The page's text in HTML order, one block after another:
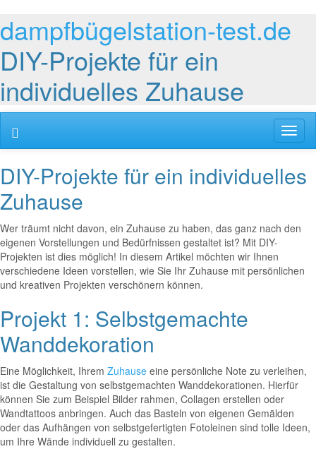
dampfbügelstation-test.de
DIY-Projekte für ein
individuelles Zuhause
DIY-Projekte für ein individuelles
Zuhause
Wer träumt nicht davon, ein Zuhause zu haben, das ganz nach den
eigenen Vorstellungen und Bedürfnissen gestaltet ist? Mit DIY-
Projekten ist dies möglich! In diesem Artikel möchten wir Ihnen
verschiedene Ideen vorstellen, wie Sie Ihr Zuhause mit persönlichen
und kreativen Projekten verschönern können.
Projekt 1: Selbstgemachte
Wanddekoration
Eine Möglichkeit, Ihrem Zuhause eine persönliche Note zu verleihen,
ist die Gestaltung von selbstgemachten Wanddekorationen. Hierfür
können Sie zum Beispiel Bilder rahmen, Collagen erstellen oder
Wandtattoos anbringen. Auch das Basteln von eigenen Gemälden
oder das Aufhängen von selbstgefertigten Fotoleinen sind tolle Ideen,
um Ihre Wände individuell zu gestalten.